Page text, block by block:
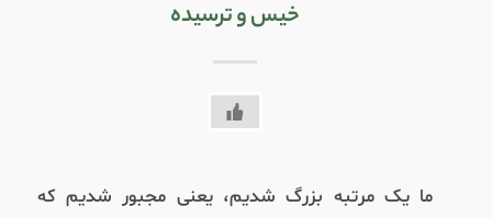
خیس و ترسیده
ما یک مرتبه بزرگ شدیم، یعنی مجبور شدیم که